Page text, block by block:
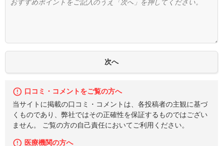
口コミ・コメントをご覧の方へ
当サイトに掲載の口コミ・コメントは、各投稿者の主観に基づ
くものであり、弊社ではその正確性を保証するものではござい
ません。 ご覧の方の自己責任においてご利用ください。
医療機関の方へ